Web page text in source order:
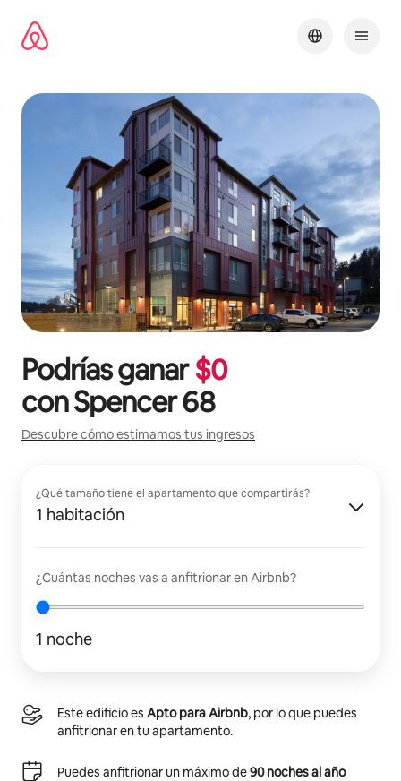
contenido
Podrías ganar$0
conSpencer 68
Descubre cómo estimamos tus ingresos
¿Qué tamaño tiene el apartamento que compartirás?
1 habitación
¿Cuántas noches vas a anfitrionar en Airbnb?
1 noche
Este edificio es Apto para Airbnb, por lo que puedes
anfitrionar en tu apartamento.
Puedes anfitrionar un máximo de90 noches al año